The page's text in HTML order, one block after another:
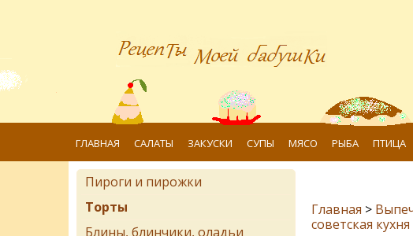
ГЛАВНАЯ САЛАТЫ ЗАКУСКИ СУПЫ МЯСО РЫБА ПТИЦА
Главная >
советская кухня
Пироги и пирожки
Торты
Блины, блинчики, оладьи